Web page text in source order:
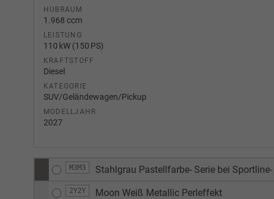
HUBRAUM
1.968 ccm
LEISTUNG
110 kW (150 PS)
KRAFTSTOFF
Diesel
KATEGORIE
SUV/Geländewagen/Pickup
MODELLJAHR
2027
M3M3 Stahlgrau Pastellfarbe- Serie bei Sportline-
2Y2Y Moon Weiß Metallic Perleffekt